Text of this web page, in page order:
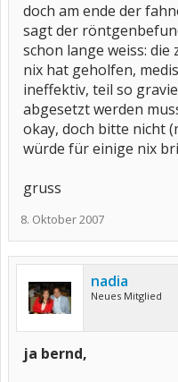
doch am ende der
sagt der
schon lange weiss:
nix hat geholfen,
ineffektiv, teil so
abgesetzt werden
okay, doch bitte nicht
würde für einige nix
gruss
8. Oktober 2007
nadia
Neues Mitglied
ja bernd,